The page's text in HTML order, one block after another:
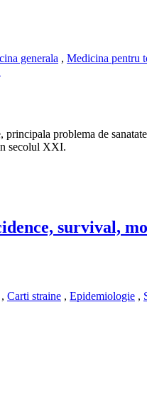
generala , Medicina pentru
problema de
secolul XXI.
survival,
, Carti straine , Epidemiologie ,